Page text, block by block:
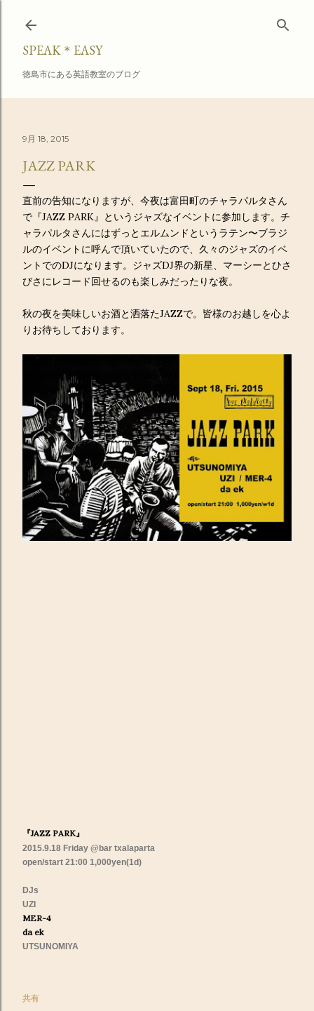
スキップしてメイン コンテンツに移動
SPEAK＊EASY
徳島市にある英語教室のブログ
9月 18, 2015
JAZZ PARK
直前の告知になりますが、今夜は富田町のチャラパルタさん
で『JAZZ PARK』というジャズなイベントに参加します。チ
ャラパルタさんにはずっとエルムンドというラテン〜ブラジ
ルのイベントに呼んで頂いていたので、久々のジャズのイベ
ントでのDJになります。ジャズDJ界の新星、マーシーとひさ
びさにレコード回せるのも楽しみだったりな夜。
秋の夜を美味しいお酒と洒落たJAZZで。皆様のお越しを心よ
りお待ちしております。
『JAZZ PARK』
2015.9.18 Friday @bar txalaparta
open/start 21:00 1,000yen(1d)
DJs
UZI
MER-4
da ek
UTSUNOMIYA
共有